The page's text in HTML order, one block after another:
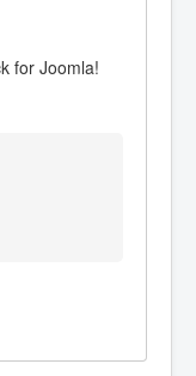
for Joomla!